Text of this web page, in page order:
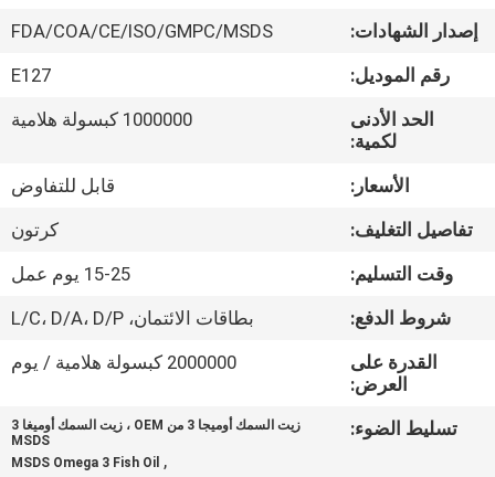
حول
جولة
المعمل
ضبط
الجودة
إصدار الشهادات:
FDA/COA/CE/ISO/GMPC/MSDS
رقم الموديل:
E127
الحد الأدنى
لكمية:
1000000 كبسولة هلامية
الأسعار:
قابل للتفاوض
تفاصيل التغليف:
كرتون
وقت التسليم:
15-25 يوم عمل
شروط الدفع:
بطاقات الائتمان، L/C، D/A، D/P
القدرة على
العرض:
2000000 كبسولة هلامية / يوم
تسليط الضوء:
زيت السمك أوميجا 3 من OEM ، زيت السمك أوميغا 3
MSDS
,
MSDS Omega 3 Fish Oil